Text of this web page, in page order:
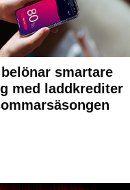
belönar smartare
med laddkrediter